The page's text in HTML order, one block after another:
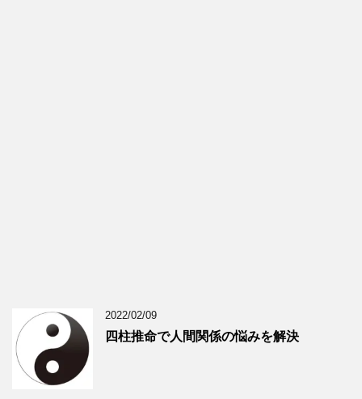
2022/02/09
四柱推命で人間関係の悩みを解決